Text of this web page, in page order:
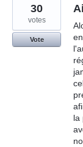
la
30
votes
Vote